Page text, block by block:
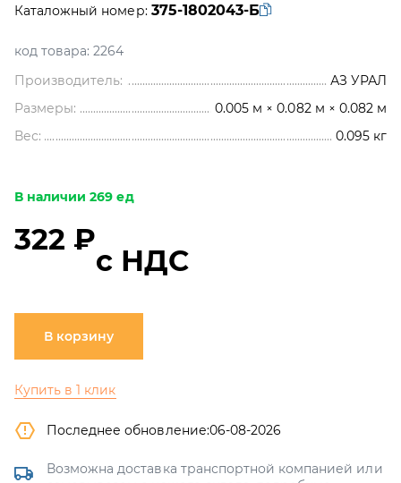
Каталожный номер: 375-1802043-Б
код товара: 2264
Производитель:
АЗ УРАЛ
Размеры:
0.005 м × 0.082 м × 0.082 м
Вес:
0.095 кг
В наличии 269 ед
322 ₽
с НДС
В корзину
Купить в 1 клик
Последнее обновление:06-08-2026
Возможна доставка транспортной компанией или